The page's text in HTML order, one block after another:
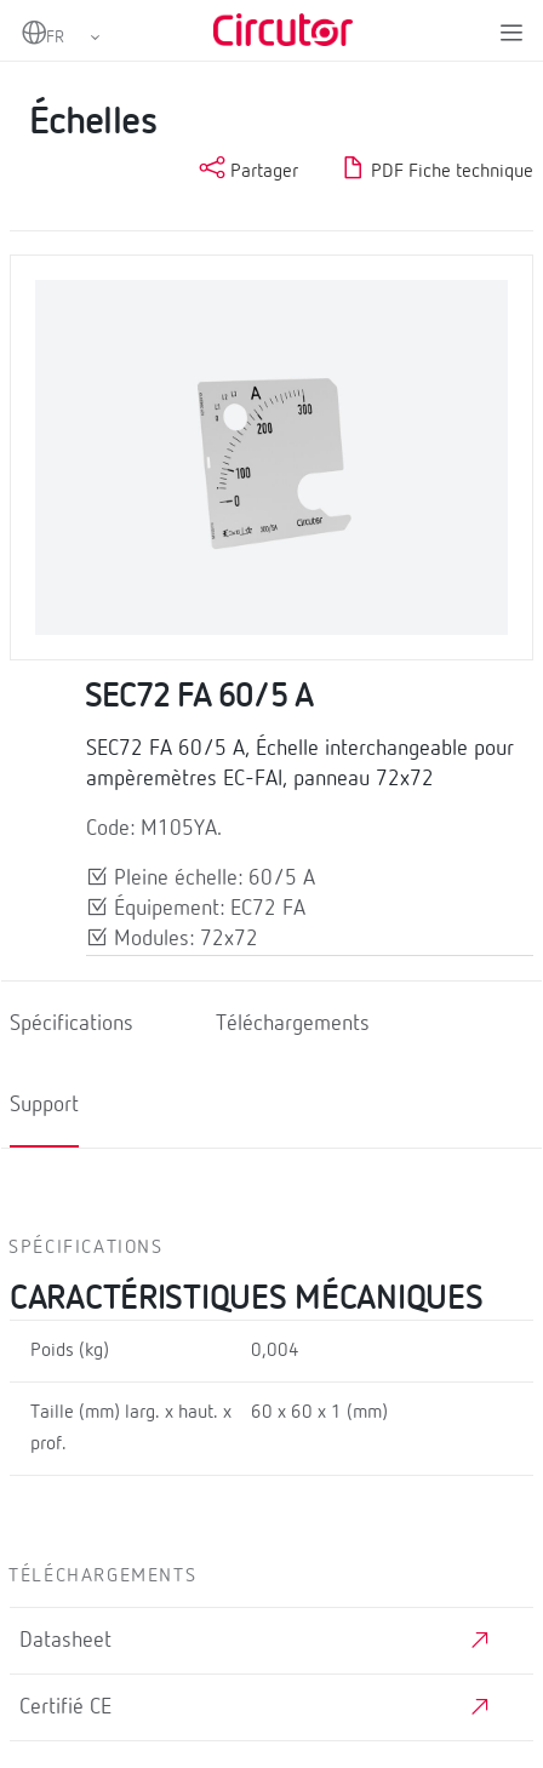
Home Mesure et contrôle
Instrumentation analogique
Échelles
Partager PDF Fiche technique
SEC72 FA 60/5 A
SEC72 FA 60/5 A, Échelle interchangeable pour
ampèremètres EC-FAI, panneau 72x72
Code: M105YA.
Pleine échelle: 60/5 A
Équipement: EC72 FA
Modules: 72x72
Spécifications Téléchargements
Support
SPÉCIFICATIONS
CARACTÉRISTIQUES MÉCANIQUES
Poids (kg) 0,004
Taille (mm) larg. x haut. x
prof.
60 x 60 x 1 (mm)
TÉLÉCHARGEMENTS
Datasheet
Certifié CE